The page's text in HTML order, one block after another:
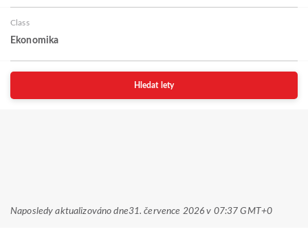
Class
Ekonomika
Hledat lety
Naposledy aktualizováno dne31. července 2026 v 07:37 GMT+0